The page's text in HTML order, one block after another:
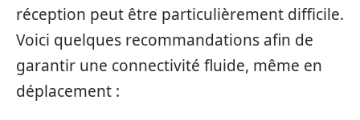
réception peut être particulièrement difficile.
Voici quelques recommandations afin de
garantir une connectivité fluide, même en
déplacement :